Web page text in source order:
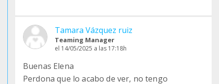
Tamara Vázquez ruiz
Teaming Manager
el 14/05/2025 a las 17:18h
Buenas Elena
Perdona que lo acabo de ver, no tengo